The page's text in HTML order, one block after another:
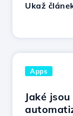
Ukaž
Apps
Jaké